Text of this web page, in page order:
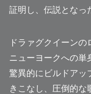
証明し、伝説となっ
ドラァグクイーン
ニューヨークへの単
驚異的にビルドアッ
きこなし、圧倒的な